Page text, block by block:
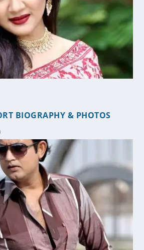
BIOGRAPHY & PHOTOS